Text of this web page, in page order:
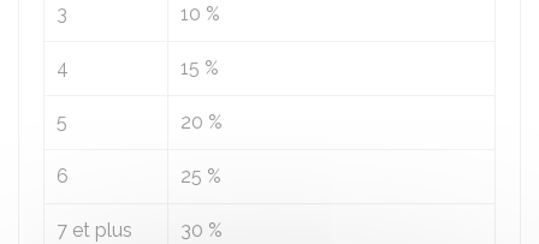
3 10 %
4 15 %
5 20 %
6 25 %
7 et plus 30 %